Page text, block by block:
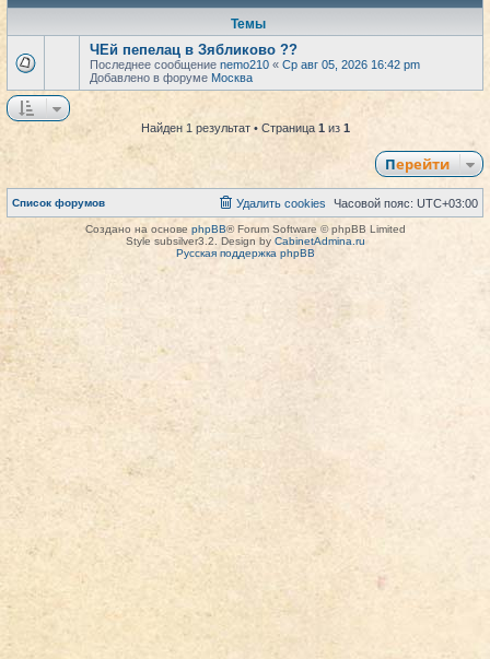
Темы
ЧЕй пепелац в Зябликово ??
Последнее сообщение nemo210 « Ср авг 05, 2026 16:42 pm
Добавлено в форуме Москва
Найден 1 результат • Страница 1из 1
Перейти
Список форумов Часовой пояс: UTC+03:00
Удалить cookies
Создано на основе phpBB® Forum Software © phpBB Limited
Style subsilver3.2. Design by CabinetAdmina.ru
Русская поддержка phpBB